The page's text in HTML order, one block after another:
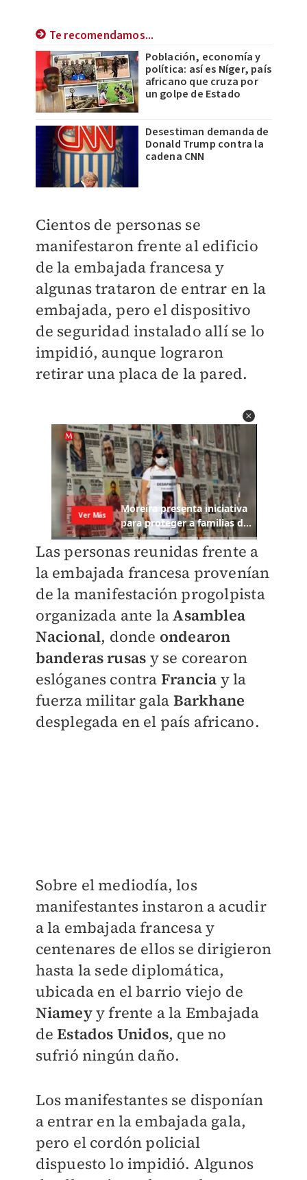
Te recomendamos...
Población, economía y
política: así es Níger, país
africano que cruza por
un golpe de Estado
Desestiman demanda de
Donald Trump contra la
cadena CNN
Cientos de personas se
manifestaron frente al edificio
de la embajada francesa y
algunas trataron de entrar en la
embajada, pero el dispositivo
de seguridad instalado allí se lo
impidió, aunque lograron
retirar una placa de la pared.
Las personas reunidas frente a
la embajada francesa provenían
de la manifestación progolpista
organizada ante laAsamblea
Nacional, donde ondearon
banderas rusas y se corearon
eslóganes contra Francia y la
fuerza militar gala Barkhane
desplegada en el país africano.
Sobre el mediodía, los
manifestantes instaron a acudir
a la embajada francesa y
centenares de ellos se dirigieron
hasta la sede diplomática,
ubicada en el barrio viejo de
Niameyy frente a la Embajada
deEstados Unidos, que no
sufrió ningún daño.
Los manifestantes se disponían
a entrar en la embajada gala,
pero el cordón policial
dispuesto lo impidió. Algunos